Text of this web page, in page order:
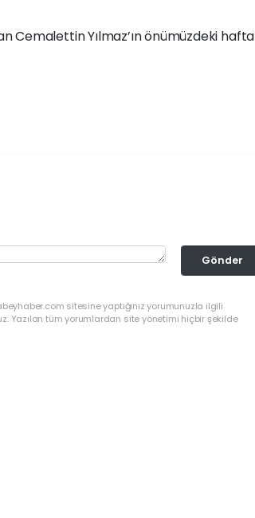
Cemalettin Yılmaz’ın önümüzdeki hafta
Gönder
sitesine yaptığınız yorumunuzla ilgili
Yazılan tüm yorumlardan site yönetimi hiçbir şekilde